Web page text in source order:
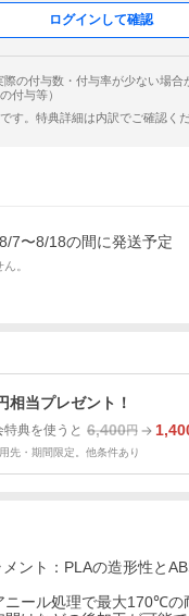
ログインして確認
際の付与数・付与率が少ない場合
付与等）
す。特典詳細は内訳でご確認くだ
7〜8/18の間に発送予定
。
相当プレゼント！
典を使うと 6,400円
先・期間限定。他条件あり
ント：PLAの造形性と
ニール処理で最大170℃の